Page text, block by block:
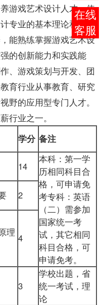
游戏艺术设计人才，使
专业的基本理论和基本
能熟练掌握游戏艺术设
的创新能力和实践能
、游戏策划与开发、团
育行业从事教育、研究
野的应用型专门人才。
行业之一。
学分 备注
14
本科：第一学
历相同科目合
格，可申请免
考专科：英语
（二）需参加
国家统一考
试，其它相同
科目合格，可
申请免考。
2
理 4
3
学校出题，省
统一考试，理
论
报考
咨询